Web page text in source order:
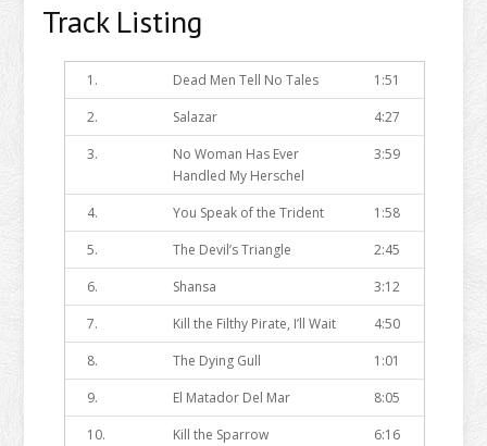
Track Listing
1. Dead Men Tell No Tales
1:51
2.
Salazar
4:27
3.
No Woman Has Ever
Handled My Herschel
3:59
4. You Speak of the Trident
1:58
5.
The Devil’s Triangle
2:45
6.
Shansa
3:12
7.
Kill the Filthy Pirate, I’ll Wait
4:50
8.
The Dying Gull
1:01
9.
El Matador Del Mar
8:05
10.
Kill the Sparrow
6:16